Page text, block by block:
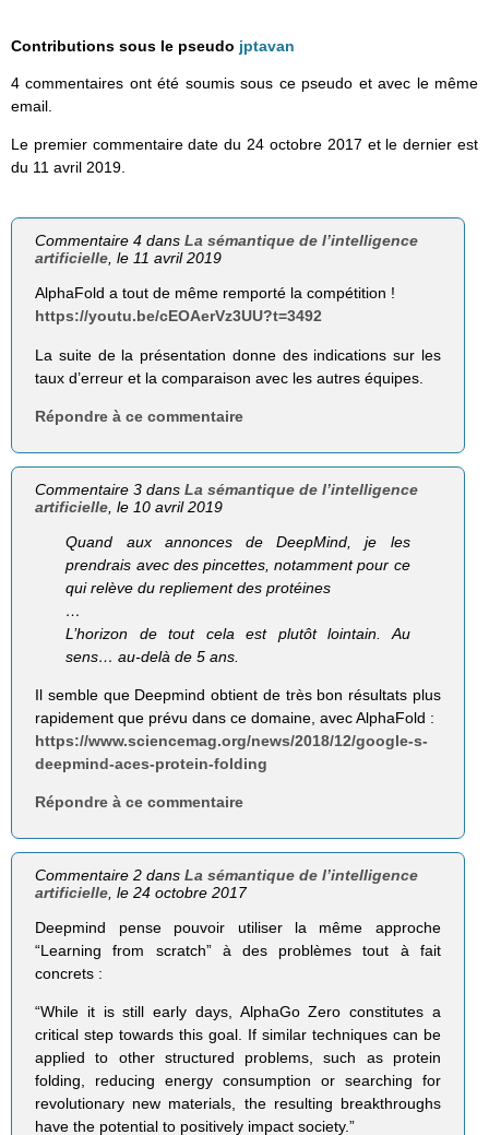
Contributions sous le pseudo jptavan
4 commentaires ont été soumis sous ce pseudo et avec le même
email.
Le premier commentaire date du 24 octobre 2017 et le dernier est
du 11 avril 2019.
Commentaire 4 dansLa sémantique de l’intelligence
artificielle, le 11 avril 2019
AlphaFold a tout de même remporté la compétition !
https://youtu.be/cEOAerVz3UU?t=3492
La suite de la présentation donne des indications sur les
taux d’erreur et la comparaison avec les autres équipes.
Répondre à ce commentaire
Commentaire 3 dansLa sémantique de l’intelligence
artificielle , le 10 avril 2019
Quand aux annonces de DeepMind, je les
prendrais avec des pincettes, notamment pour ce
qui relève du repliement des protéines
…
L’horizon de tout cela est plutôt lointain. Au
sens… au-delà de 5 ans.
Il semble que Deepmind obtient de très bon résultats plus
rapidement que prévu dans ce domaine, avec AlphaFold :
https://www.sciencemag.org/news/2018/12/google-s-
deepmind-aces-protein-folding
Répondre à ce commentaire
Commentaire 2 dansLa sémantique de l’intelligence
artificielle , le 24 octobre 2017
Deepmind pense pouvoir utiliser la même approche
“Learning from scratch” à des problèmes tout à fait
concrets :
“While it is still early days, AlphaGo Zero constitutes a
critical step towards this goal. If similar techniques can be
applied to other structured problems, such as protein
folding, reducing energy consumption or searching for
revolutionary new materials, the resulting breakthroughs
have the potential to positively impact society.”